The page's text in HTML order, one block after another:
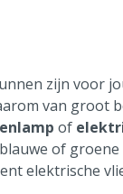
zijn voor
van groot
of
of groene
elektrische